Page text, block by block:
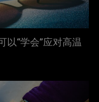
以“学会”应对高温